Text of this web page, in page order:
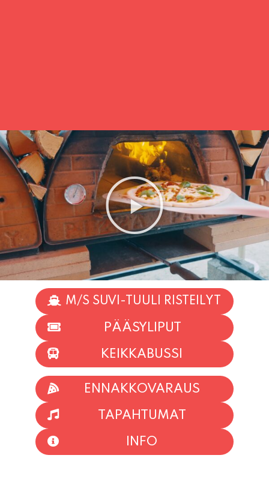
M/S SUVI-TUULI RISTEILYT
PÄÄSYLIPUT
KEIKKABUSSI
TAPAHTUMAT
INFO
HIIO HOI!